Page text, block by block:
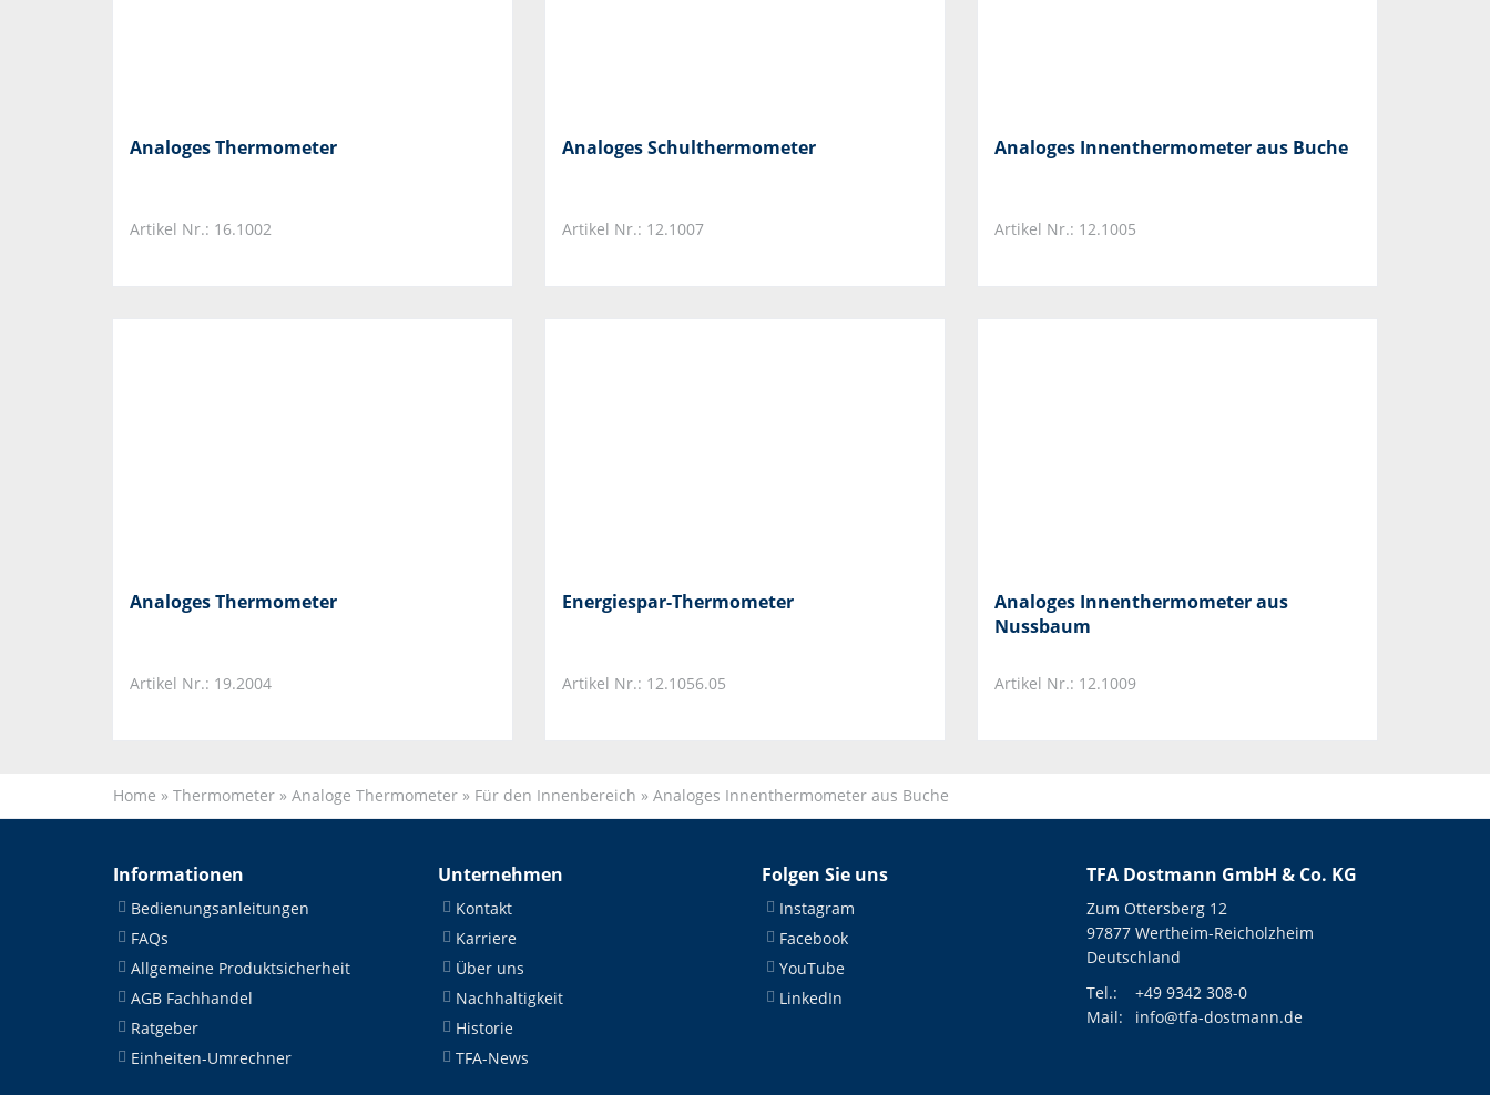
Analoges Thermometer
Artikel Nr.: 16.1002
Analoges Schulthermometer
Artikel Nr.: 12.1007
Analoges Innenthermometer aus Buche
Artikel Nr.: 12.1005
Analoges Thermometer
Artikel Nr.: 19.2004
Energiespar-Thermometer
Artikel Nr.: 12.1056.05
Analoges Innenthermometer aus
Nussbaum
Artikel Nr.: 12.1009
Home » Thermometer » Analoge Thermometer » Für den Innenbereich » Analoges Innenthermometer aus Buche
Informationen
Bedienungsanleitungen
FAQs
Allgemeine Produktsicherheit
AGB Fachhandel
Ratgeber
Einheiten-Umrechner
Unternehmen
Kontakt
Karriere
Über uns
Nachhaltigkeit
Historie
TFA-News
Folgen Sie uns
Instagram
Facebook
YouTube
LinkedIn
TFA Dostmann GmbH & Co. KG
Zum Ottersberg 12
97877 Wertheim-Reicholzheim
Deutschland
Tel.:
+49 9342 308-0
Mail:
info@tfa-dostmann.de